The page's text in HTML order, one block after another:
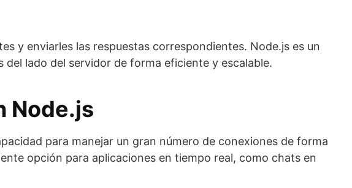
y enviarles las respuestas correspondientes. Node.js es un
lado del servidor de forma eficiente y escalable.
Node.js
para manejar un gran número de conexiones de forma
opción para aplicaciones en tiempo real, como chats en